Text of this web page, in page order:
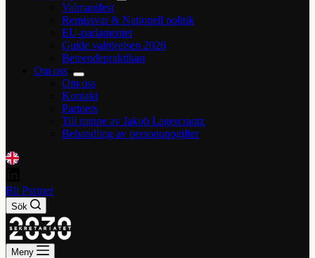
Valmanifest
Remissvar & Nationell politik
EU-parlamentet
Guide valrörelsen 2026
Beteendepraktikan
Om oss
Om oss
Kontakt
Partners
Till minne av Jakob Lagercrantz
Behandling av personuppgifter
Bli Partner
Sök
Meny